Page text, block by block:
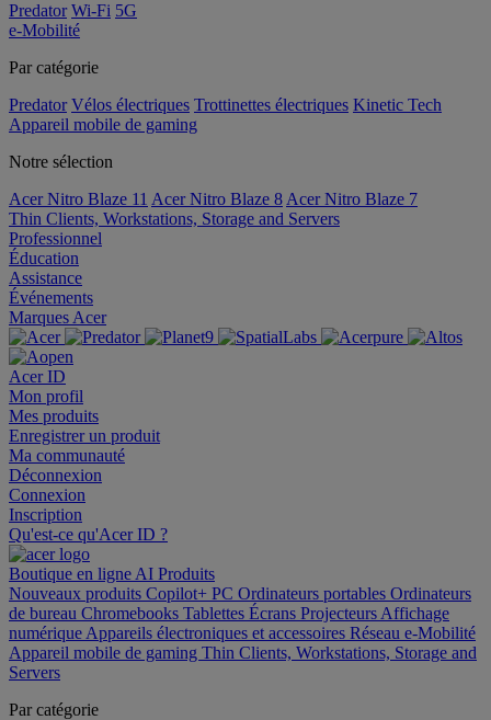
Predator Wi-Fi 5G
e-Mobilité
Par catégorie
Predator Vélos électriques Trottinettes électriques Kinetic Tech
Appareil mobile de gaming
Notre sélection
Acer Nitro Blaze 11 Acer Nitro Blaze 8 Acer Nitro Blaze 7
Thin Clients, Workstations, Storage and Servers
Professionnel
Éducation
Assistance
Événements
Marques Acer
Acer ID
Mon profil
Mes produits
Enregistrer un produit
Ma communauté
Déconnexion
Connexion
Inscription
Qu'est-ce qu'Acer ID ?
Boutique en ligne AI Produits
Nouveaux produits Copilot+ PC Ordinateurs portables Ordinateurs
de bureau Chromebooks Tablettes Écrans Projecteurs Affichage
numérique Appareils électroniques et accessoires Réseau e-Mobilité
Appareil mobile de gaming Thin Clients, Workstations, Storage and
Servers
Par catégorie